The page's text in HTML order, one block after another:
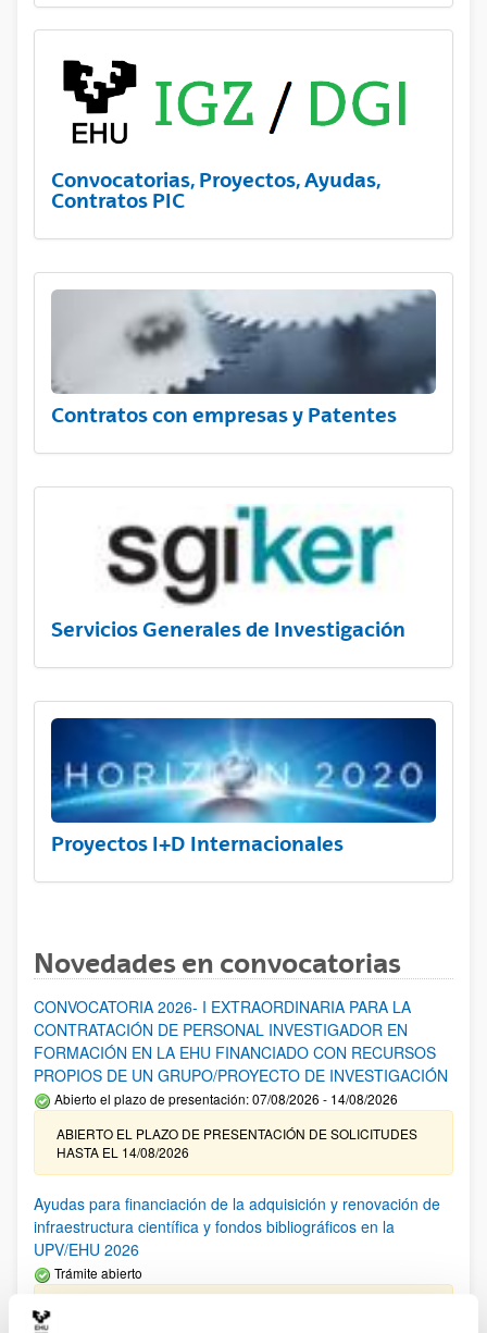
Convocatorias, Proyectos, Ayudas,
Contratos PIC
Contratos con empresas y Patentes
Servicios Generales de Investigación
Proyectos I+D Internacionales
Novedades en convocatorias
CONVOCATORIA 2026- I EXTRAORDINARIA PARA LA
CONTRATACIÓN DE PERSONAL INVESTIGADOR EN
FORMACIÓN EN LA EHU FINANCIADO CON RECURSOS
PROPIOS DE UN GRUPO/PROYECTO DE INVESTIGACIÓN
Abierto el plazo de presentación: 07/08/2026 - 14/08/2026
ABIERTO EL PLAZO DE PRESENTACIÓN DE SOLICITUDES
HASTA EL 14/08/2026
Ayudas para financiación de la adquisición y renovación de
infraestructura científica y fondos bibliográficos en la
UPV/EHU 2026
Trámite abierto